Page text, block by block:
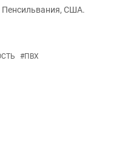
Пенсильвания, США.
#ПВХ